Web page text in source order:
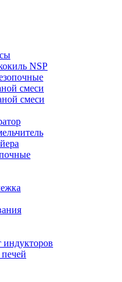
NSP
смеси
смеси
индукторов